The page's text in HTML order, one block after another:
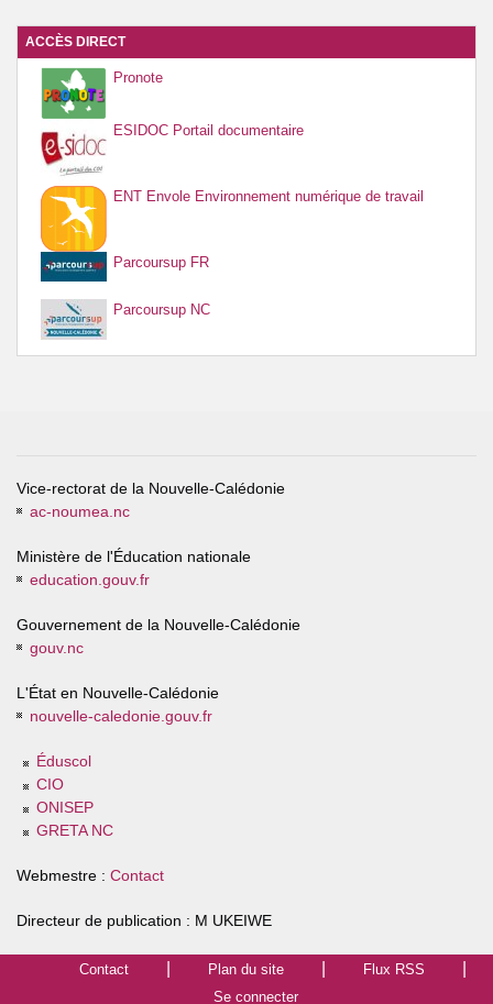
ACCÈS DIRECT
Pronote
ESIDOC Portail documentaire
ENT Envole Environnement numérique de travail
Parcoursup FR
Parcoursup NC
Vice-rectorat de la Nouvelle-Calédonie
ac-noumea.nc
Ministère de l'Éducation nationale
education.gouv.fr
Gouvernement de la Nouvelle-Calédonie
gouv.nc
L'État en Nouvelle-Calédonie
nouvelle-caledonie.gouv.fr
Éduscol
CIO
ONISEP
GRETA NC
Webmestre : Contact
Directeur de publication : M UKEIWE
Contact Plan du site
Flux RSS
Se connecter